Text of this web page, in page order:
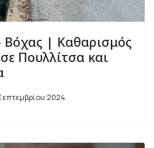
Βόχας | Καθαρισμός
Πουλλίτσα και
2024